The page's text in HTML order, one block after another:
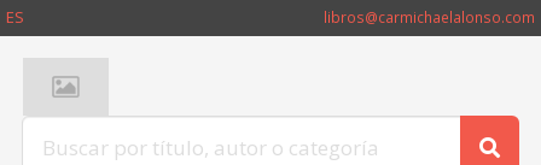
ES libros@carmichaelalonso.com